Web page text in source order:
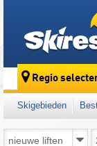
Regio
Skigebieden